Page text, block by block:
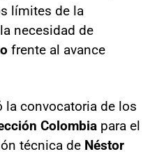
límites de la
necesidad de
frente al avance
la convocatoria de los
Colombia para el
técnica de Néstor